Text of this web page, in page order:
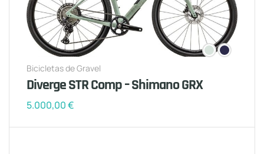
Bicicletas de Gravel
Diverge STR Comp – Shimano GRX
5.000,00€